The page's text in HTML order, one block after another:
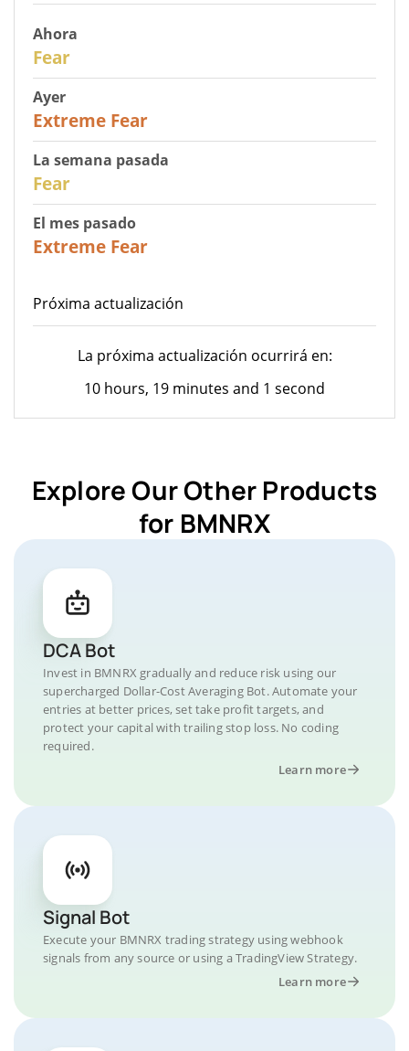
Ahora
Fear
Ayer
Extreme Fear
La semana pasada
Fear
El mes pasado
Extreme Fear
Próxima actualización
La próxima actualización ocurrirá en:
10 hours, 19 minutes and 1 second
Explore Our Other Products
for BMNRX
DCA Bot
Invest in BMNRX gradually and reduce risk using our
supercharged Dollar-Cost Averaging Bot. Automate your
entries at better prices, set take profit targets, and
protect your capital with trailing stop loss. No coding
required.
Learn more
Signal Bot
Execute your BMNRX trading strategy using webhook
signals from any source or using a TradingView Strategy.
Learn more